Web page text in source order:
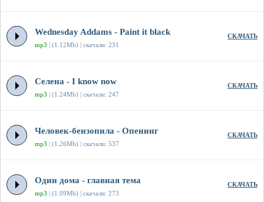
Wednesday Addams - Paint it black
mp3 | (1.12Mb) | скачали: 231
СКАЧАТЬ
Селена - I know now
mp3 | (1.24Mb) | скачали: 247
СКАЧАТЬ
Человек-бензопила - Опенинг
mp3 | (1.26Mb) | скачали: 537
СКАЧАТЬ
Один дома - главная тема
mp3 | (1.09Mb) | скачали: 273
СКАЧАТЬ